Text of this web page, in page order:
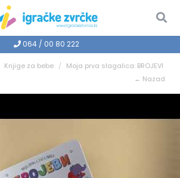
064 / 00 80 222
Knjige za bebe
Moja prva slagalica: BROJEVI
← Nazad